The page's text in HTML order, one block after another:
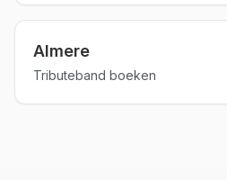
Almere
Tributeband boeken